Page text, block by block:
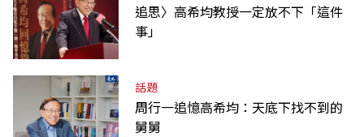
追思〉高希均教授一定放不下「這件
事」
話題
周行一追憶高希均：天底下找不到的
舅舅